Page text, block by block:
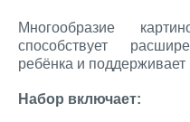
Многообразие
способствует
ребёнка и
Набор включает: